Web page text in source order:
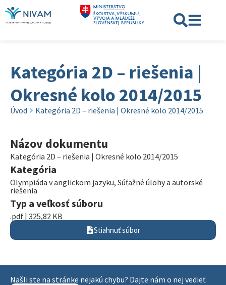
Kategória 2D – riešenia |
Okresné kolo 2014/2015
Úvod Kategória 2D – riešenia | Okresné kolo 2014/2015
Názov dokumentu
Kategória 2D – riešenia | Okresné kolo 2014/2015
Kategória
Olympiáda v anglickom jazyku, Súťažné úlohy a autorské
riešenia
Typ a veľkosť súboru
.pdf | 325,82 KB
Stiahnuť súbor
Našli ste na stránke nejakú chybu? Dajte nám o nej vedieť.